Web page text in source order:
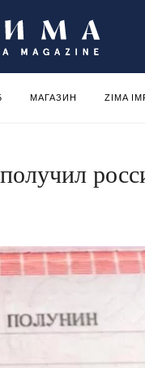
МАГАЗИН ZIMA